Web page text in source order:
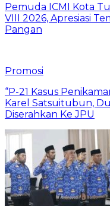
Pemuda ICMI Kota
VIII 2026, Apresiasi
Pangan
Promosi
“P-21 Kasus
Karel Satsuitubun,
Diserahkan Ke JPU